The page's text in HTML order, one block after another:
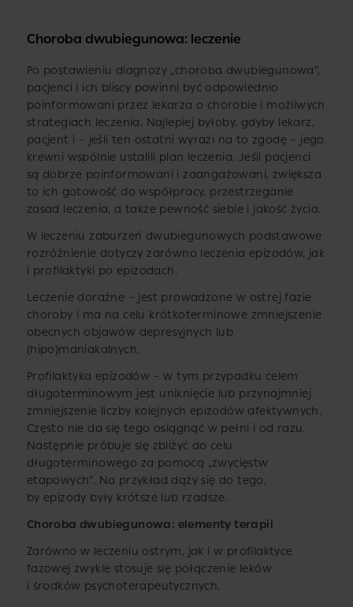
Choroba dwubiegunowa: leczenie
Po postawieniu diagnozy „choroba dwubiegunowa”,
pacjenci i ich bliscy powinni być odpowiednio
poinformowani przez lekarza o chorobie i możliwych
strategiach leczenia. Najlepiej byłoby, gdyby lekarz,
pacjent i – jeśli ten ostatni wyrazi na to zgodę – jego
krewni wspólnie ustalili plan leczenia. Jeśli pacjenci
są dobrze poinformowani i zaangażowani, zwiększa
to ich gotowość do współpracy, przestrzeganie
zasad leczenia, a także pewność siebie i jakość życia.
W leczeniu zaburzeń dwubiegunowych podstawowe
rozróżnienie dotyczy zarówno leczenia epizodów, jak
i profilaktyki po epizodach.
Leczenie doraźne – jest prowadzone w ostrej fazie
choroby i ma na celu krótkoterminowe zmniejszenie
obecnych objawów depresyjnych lub
(hipo)maniakalnych.
Profilaktyka epizodów – w tym przypadku celem
długoterminowym jest uniknięcie lub przynajmniej
zmniejszenie liczby kolejnych epizodów afektywnych.
Często nie da się tego osiągnąć w pełni i od razu.
Następnie próbuje się zbliżyć do celu
długoterminowego za pomocą „zwycięstw
etapowych”. Na przykład dąży się do tego,
by epizody były krótsze lub rzadsze.
Choroba dwubiegunowa: elementy terapii
Zarówno w leczeniu ostrym, jak i w profilaktyce
fazowej zwykle stosuje się połączenie leków
i środków psychoterapeutycznych.